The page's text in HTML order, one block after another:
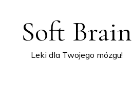
Soft Brain
Leki dla Twojego mózgu!